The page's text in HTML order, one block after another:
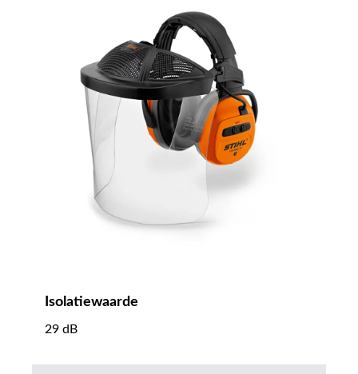
Isolatiewaarde
29 dB